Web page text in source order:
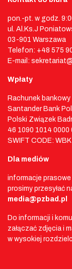
pon.-pt. w godz.
ul. Al.Ks.J
03-901 Warszawa
Telefon: +48 575
E-mail:
Wpłaty
Rachunek
Santander Bank
Polski Związek
46 1090 1014 0000
SWIFT CODE: WBK
Dla mediów
informacje
prosimy przesyłać
media@pzbad.pl
Do informacji i
załączać zdjęcia i
w wysokiej